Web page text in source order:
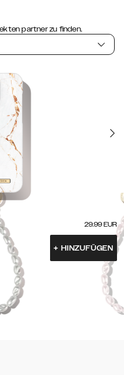
partner zu finden.
29.99 EUR
+ HINZUFÜGEN